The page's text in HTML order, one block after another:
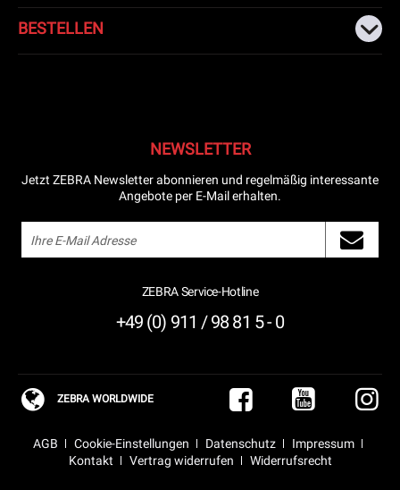
BESTELLEN
NEWSLETTER
Jetzt ZEBRA Newsletter abonnieren und regelmäßig interessante
Angebote per E-Mail erhalten.
ZEBRA Service-Hotline
+49 (0) 911 / 98 81 5 - 0
ZEBRA WORLDWIDE
AGB Cookie-Einstellungen Datenschutz
Impressum
Kontakt
Vertrag widerrufen Widerrufsrecht